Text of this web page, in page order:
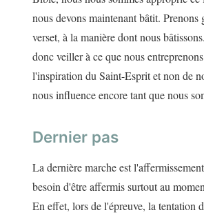
nous devons maintenant bâtit. Prenons
verset, à la manière dont nous
donc veiller à ce que nous
l'inspiration du Saint-Esprit et non de
nous influence encore tant que nous
Dernier pas
La dernière marche est
besoin d'être affermis surtout au
En effet, lors de l'épreuve, la tentation